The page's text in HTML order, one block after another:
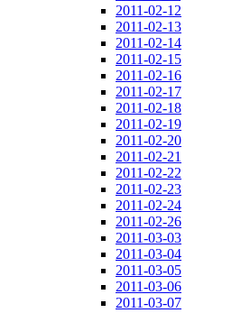
2011-02-12
2011-02-13
2011-02-14
2011-02-15
2011-02-16
2011-02-17
2011-02-18
2011-02-19
2011-02-20
2011-02-21
2011-02-22
2011-02-23
2011-02-24
2011-02-26
2011-03-03
2011-03-04
2011-03-05
2011-03-06
2011-03-07